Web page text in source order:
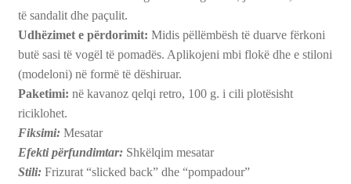
të sandalit dhe paçulit.
Udhëzimet e përdorimit: Midis pëllëmbësh të duarve fërkoni
butë sasi të vogël të pomadës. Aplikojeni mbi flokë dhe e stiloni
(modeloni) në formë të dëshiruar.
Paketimi: në kavanoz qelqi retro, 100 g. i cili plotësisht
riciklohet.
Fiksimi:Mesatar
Efekti përfundimtar:Shkëlqim mesatar
Stili:Frizurat “slicked back” dhe “pompadour”